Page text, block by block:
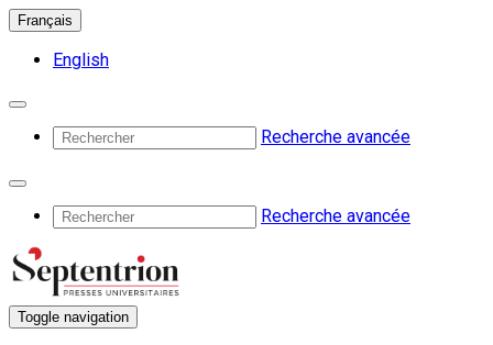
Français
English
Recherche avancée
Recherche avancée
Toggle navigation